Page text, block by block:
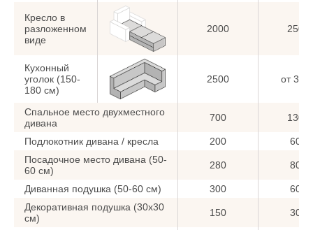
Кресло в
разложенном
виде
2000 2500
Кухонный
уголок (150-
180 см)
2500 от
Спальное место двухместного
дивана
700 1300
Подлокотник дивана / кресла 200
600
Посадочное место дивана (50-
60 см)
280 800
Диванная подушка (50-60 см) 300
600
Декоративная подушка (30x30
см)
150 300